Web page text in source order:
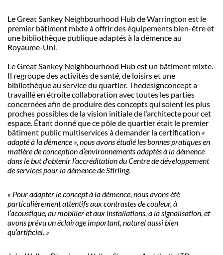
Le Great Sankey Neighbourhood Hub de Warrington est le
premier bâtiment mixte à offrir des équipements bien-être et
une bibliothèque publique adaptés à la démence au
Royaume-Uni.
Le Great Sankey Neighbourhood Hub est un bâtiment mixte.
Il regroupe des activités de santé, de loisirs et une
bibliothèque au service du quartier. Thedesignconcept a
travaillé en étroite collaboration avec toutes les parties
concernées afin de produire des concepts qui soient les plus
proches possibles de la vision initiale de l’architecte pour cet
espace. Étant donné que ce pôle de quartier était le premier
bâtiment public multiservices à demander la certification «
adapté à la démence », nous avons étudié les bonnes pratiques en
matière de conception d’environnements adaptés à la démence
dans le but d’obtenir l’accréditation du Centre de développement
de services pour la démence de Stirling.
« Pour adapter le concept à la démence, nous avons été
particulièrement attentifs aux contrastes de couleur, à
l’acoustique, au mobilier et aux installations, à la signalisation, et
avons prévu un éclairage important, naturel aussi bien
qu’artificiel. »